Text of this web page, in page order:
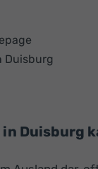
Duisburg
Duisburg